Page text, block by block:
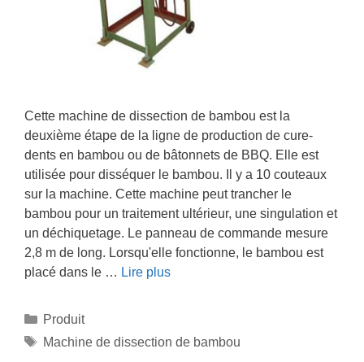
Cette machine de dissection de bambou est la
deuxième étape de la ligne de production de cure-
dents en bambou ou de bâtonnets de BBQ. Elle est
utilisée pour disséquer le bambou. Il y a 10 couteaux
sur la machine. Cette machine peut trancher le
bambou pour un traitement ultérieur, une singulation et
un déchiquetage. Le panneau de commande mesure
2,8 m de long. Lorsqu'elle fonctionne, le bambou est
placé dans le … Lire plus
Catégories
Produit
Étiquettes
Machine de dissection de bambou